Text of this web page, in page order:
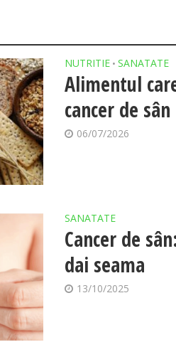
NUTRITIE • SANATATE
Alimentul
cancer de sân
06/07/2026
SANATATE
Cancer de
dai seama
13/10/2025